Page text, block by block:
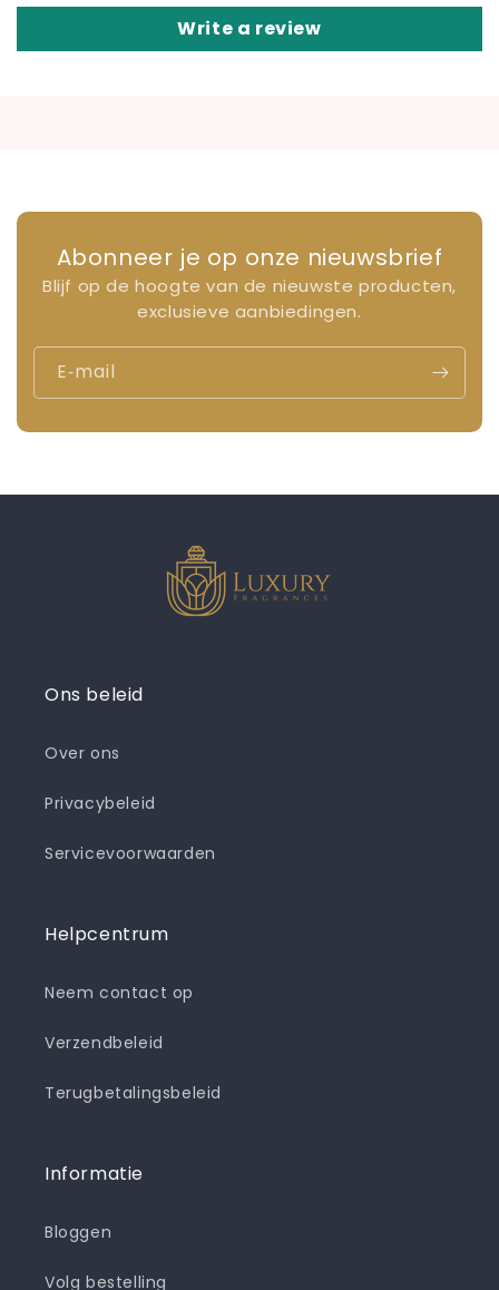
Write a review
Abonneer je op onze nieuwsbrief
Blijf op de hoogte van de nieuwste producten,
exclusieve aanbiedingen.
E‑mail
Ons beleid
Over ons
Privacybeleid
Servicevoorwaarden
Helpcentrum
Neem contact op
Verzendbeleid
Terugbetalingsbeleid
Informatie
Bloggen
Volg bestelling